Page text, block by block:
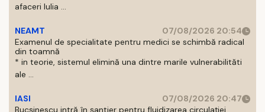
afaceri Iulia ...
NEAMT
07/08/2026 20:54
Examenul de specialitate pentru medici se schimbă radical
din toamnă
* in teorie, sistemul elimină una dintre marile vulnerabilităti
ale ...
IASI
07/08/2026 20:47
Bucșinescu intră în șantier pentru fluidizarea circulației